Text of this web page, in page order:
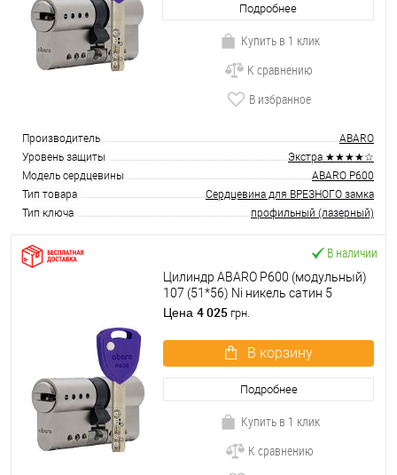
Подробнее
Купить в 1 клик
К сравнению
В избранное
Производитель
ABARO
Уровень защиты
Экстра ★★★★☆
Модель сердцевины
ABARO P600
Тип товара
Сердцевина для ВРЕЗНОГО замка
Тип ключа
профильный (лазерный)
В наличии
Цилиндр ABARO P600 (модульный)
107 (51*56) Ni никель сатин 5
ключей
Цена 4 025 грн.
В корзину
Подробнее
Купить в 1 клик
К сравнению